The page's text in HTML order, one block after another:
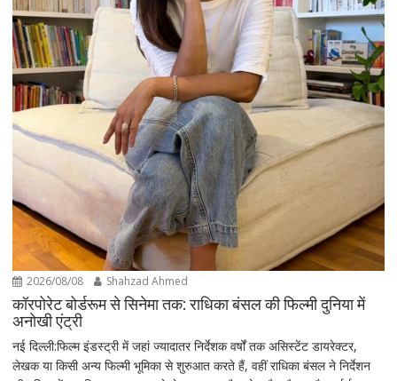
2026/08/08 Shahzad Ahmed
कॉरपोरेट बोर्डरूम से सिनेमा तक: राधिका बंसल की फिल्मी दुनिया में
अनोखी एंट्री
नई दिल्ली:फिल्म इंडस्ट्री में जहां ज्यादातर निर्देशक वर्षों तक असिस्टेंट डायरेक्टर,
लेखक या किसी अन्य फिल्मी भूमिका से शुरुआत करते हैं, वहीं राधिका बंसल ने निर्देशन